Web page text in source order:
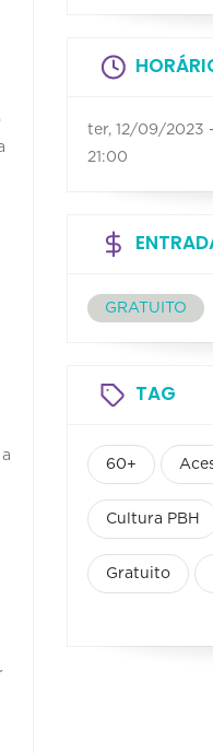
ter, 12/09/2023
21:00
GRATUITO
TAG
60+
Cultura PBH
Gratuito